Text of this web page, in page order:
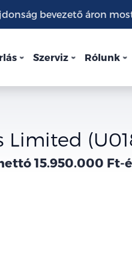
bevezető áron
Szerviz Rólunk
Limited
15.950.000 Ft-